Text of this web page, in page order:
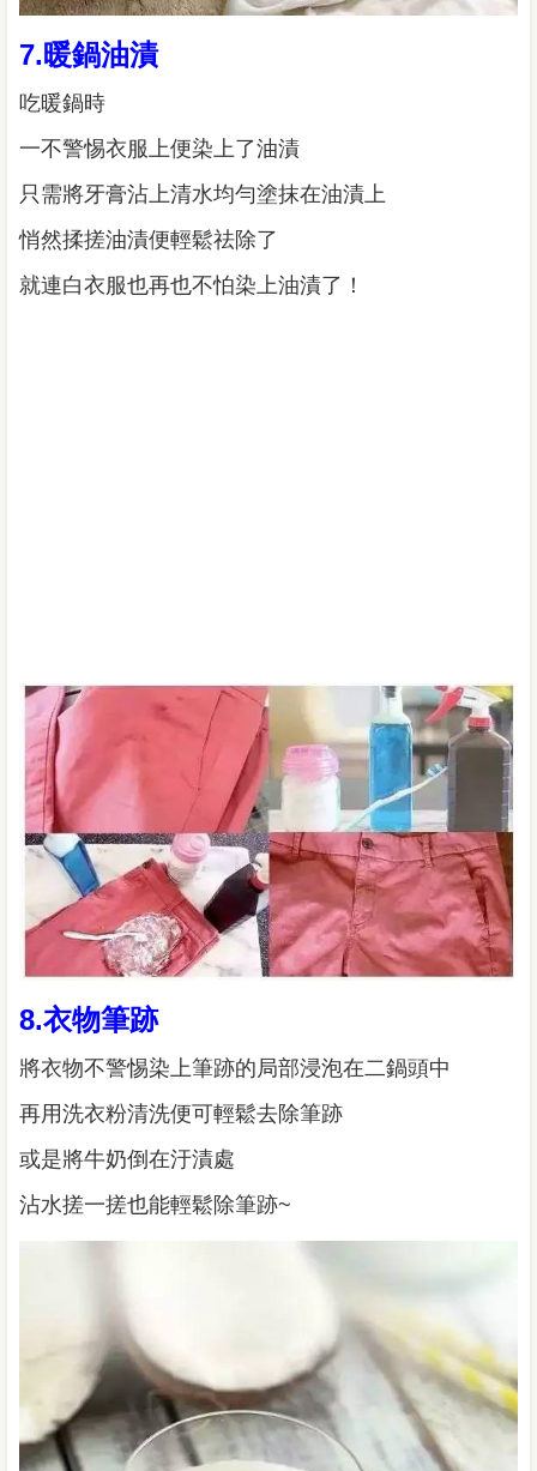
7.暖鍋油漬
吃暖鍋時
一不警惕衣服上便染上了油漬
只需將牙膏沾上清水均勻塗抹在油漬上
悄然揉搓油漬便輕鬆祛除了
就連白衣服也再也不怕染上油漬了！
8.衣物筆跡
將衣物不警惕染上筆跡的局部浸泡在二鍋頭中
再用洗衣粉清洗便可輕鬆去除筆跡
或是將牛奶倒在汙漬處
沾水搓一搓也能輕鬆除筆跡~